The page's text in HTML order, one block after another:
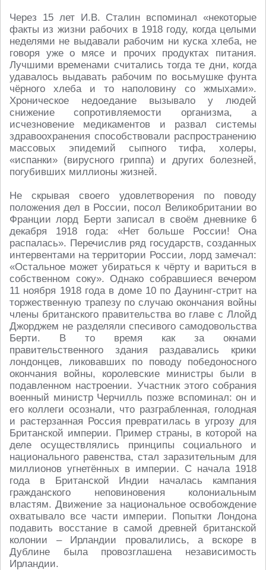
Через 15 лет И.В. Сталин вспоминал «некоторые
факты из жизни рабочих в 1918 году, когда целыми
неделями не выдавали рабочим ни куска хлеба, не
говоря уже о мясе и прочих продуктах питания.
Лучшими временами считались тогда те дни, когда
удавалось выдавать рабочим по восьмушке фунта
чёрного хлеба и то наполовину со жмыхами».
Хроническое недоедание вызывало у людей
снижение сопротивляемости организма, а
исчезновение медикаментов и развал системы
здравоохранения способствовали распространению
массовых эпидемий сыпного тифа, холеры,
«испанки» (вирусного гриппа) и других болезней,
погубивших миллионы жизней.
Не скрывая своего удовлетворения по поводу
положения дел в России, посол Великобритании во
Франции лорд Берти записал в своём дневнике 6
декабря 1918 года: «Нет больше России! Она
распалась». Перечислив ряд государств, созданных
интервентами на территории России, лорд замечал:
«Остальное может убираться к чёрту и вариться в
собственном соку». Однако собравшиеся вечером
11 ноября 1918 года в доме 10 по Даунинг-стрит на
торжественную трапезу по случаю окончания войны
члены британского правительства во главе с Ллойд
Джорджем не разделяли спесивого самодовольства
Берти. В то время как за окнами
правительственного здания раздавались крики
лондонцев, ликовавших по поводу победоносного
окончания войны, королевские министры были в
подавленном настроении. Участник этого собрания
военный министр Черчилль позже вспоминал: он и
его коллеги осознали, что разграбленная, голодная
и растерзанная Россия превратилась в угрозу для
Британской империи. Пример страны, в которой на
деле осуществлялись принципы социального и
национального равенства, стал заразительным для
миллионов угнетённых в империи. С начала 1918
года в Британской Индии началась кампания
гражданского неповиновения колониальным
властям. Движение за национальное освобождение
охватывало все части империи. Попытки Лондона
подавить восстание в самой древней британской
колонии – Ирландии провалились, а вскоре в
Дублине была провозглашена независимость
Ирландии.